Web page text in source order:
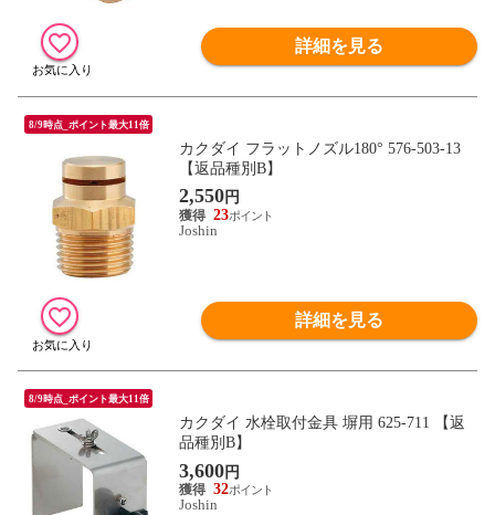
詳細を見る
8/9時点_ポイント最大11倍
カクダイ フラットノズル180° 576-503-13
【返品種別B】
2,550円
23
Joshin
詳細を見る
8/9時点_ポイント最大11倍
カクダイ 水栓取付金具 塀用 625-711 【返
品種別B】
3,600円
32
Joshin